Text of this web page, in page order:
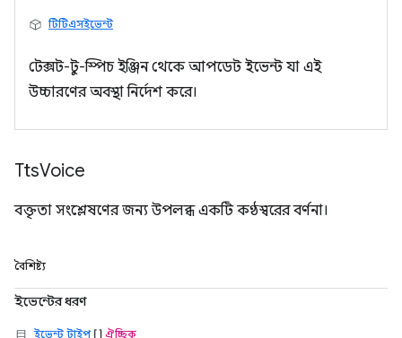
টিটিএসইভেন্ট
টেক্সট-টু-স্পিচ ইঞ্জিন থেকে আপডেট ইভেন্ট যা এই
উচ্চারণের অবস্থা নির্দেশ করে।
TtsVoice
বক্তৃতা সংশ্লেষণের জন্য উপলব্ধ একটি কণ্ঠস্বরের বর্ণনা।
বৈশিষ্ট্য
ইভেন্টের ধরণ
ইভেন্ট টাইপ[] ঐচ্ছিক